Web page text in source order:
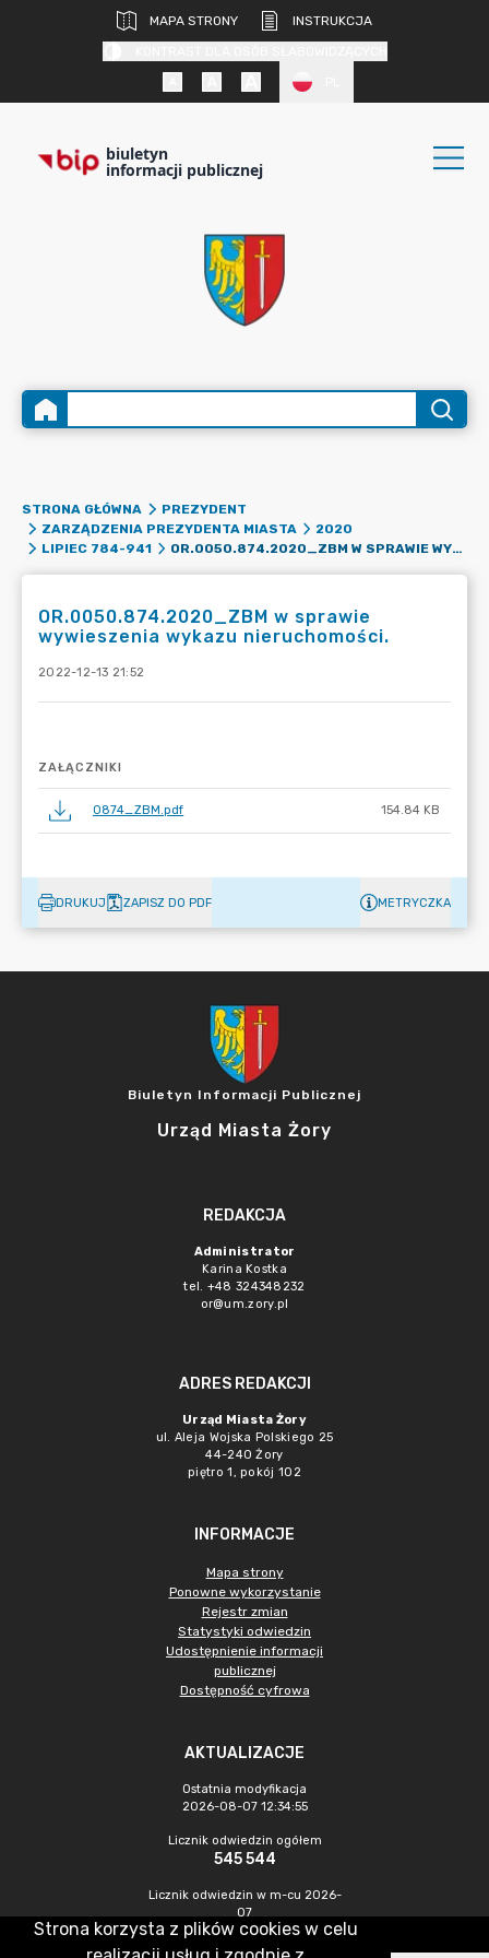
MAPA STRONY
INSTRUKCJA
biuletyn
informacji publicznej
STRONA GŁÓWNA
PREZYDENT
ZARZĄDZENIA PREZYDENTA MIASTA
2020
LIPIEC 784-941
OR.0050.874.2020_ZBM W SPRAWIE WYWIESZENIA WYKAZU NIERUCHOMOŚCI.
OR.0050.874.2020_ZBM w sprawie
wywieszenia wykazu nieruchomości.
2022-12-13 21:52
ZAŁĄCZNIKI
0874_ZBM.pdf 154.84 KB
DRUKUJ ZAPISZ DO PDF METRYCZKA
Biuletyn Informacji Publicznej
Urząd Miasta Żory
REDAKCJA
Administrator
Karina Kostka
tel. +48 324348232
or@um.zory.pl
ADRES REDAKCJI
Urząd Miasta Żory
ul. Aleja Wojska Polskiego 25
44-240 Żory
piętro 1, pokój 102
INFORMACJE
Mapa strony
Ponowne wykorzystanie
Rejestr zmian
Statystyki odwiedzin
Udostępnienie informacji
publicznej
Dostępność cyfrowa
AKTUALIZACJE
Ostatnia modyfikacja
2026-08-07 12:34:55
Licznik odwiedzin ogółem
545 544
Licznik odwiedzin w m-cu 2026-
07
1 560
Strona korzysta z plików cookies w celu